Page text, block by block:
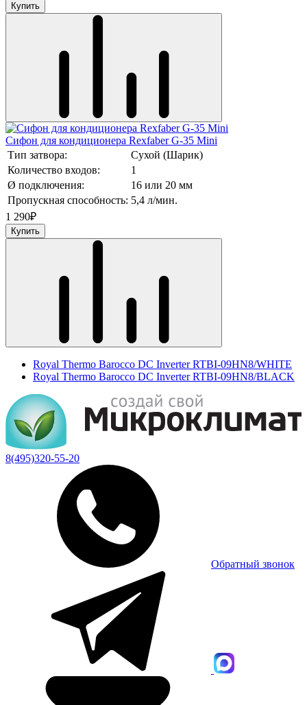
Купить
Сифон для кондиционера Rexfaber G-35 Mini
Тип затвора:
Сухой (Шарик)
Количество входов:
1
Ø подключения:
16 или 20 мм
Пропускная способность: 5,4 л/мин.
1 290₽
Купить
Royal Thermo Barocco DC Inverter RTBI-09HN8/WHITE
Royal Thermo Barocco DC Inverter RTBI-09HN8/BLACK
8(495)320-55-20
Обратный звонок